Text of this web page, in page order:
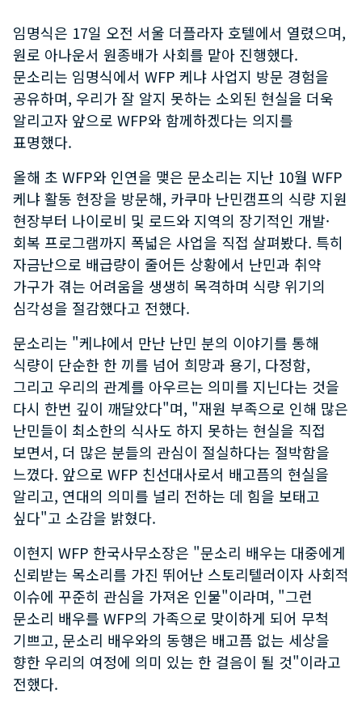
임명식은 17일 오전 서울 더플라자 호텔에서 열렸으며,
원로 아나운서 원종배가 사회를 맡아 진행했다.
문소리는 임명식에서 WFP 케냐 사업지 방문 경험을
공유하며, 우리가 잘 알지 못하는 소외된 현실을 더욱
알리고자 앞으로 WFP와 함께하겠다는 의지를
표명했다.
올해 초 WFP와 인연을 맺은 문소리는 지난 10월 WFP
케냐 활동 현장을 방문해, 카쿠마 난민캠프의 식량 지원
현장부터 나이로비 및 로드와 지역의 장기적인 개발·
회복 프로그램까지 폭넓은 사업을 직접 살펴봤다. 특히
자금난으로 배급량이 줄어든 상황에서 난민과 취약
가구가 겪는 어려움을 생생히 목격하며 식량 위기의
심각성을 절감했다고 전했다.
문소리는 "케냐에서 만난 난민 분의 이야기를 통해
식량이 단순한 한 끼를 넘어 희망과 용기, 다정함,
그리고 우리의 관계를 아우르는 의미를 지닌다는 것을
다시 한번 깊이 깨달았다"며, "재원 부족으로 인해 많은
난민들이 최소한의 식사도 하지 못하는 현실을 직접
보면서, 더 많은 분들의 관심이 절실하다는 절박함을
느꼈다. 앞으로 WFP 친선대사로서 배고픔의 현실을
알리고, 연대의 의미를 널리 전하는 데 힘을 보태고
싶다"고 소감을 밝혔다.
이현지 WFP 한국사무소장은 "문소리 배우는 대중에게
신뢰받는 목소리를 가진 뛰어난 스토리텔러이자 사회적
이슈에 꾸준히 관심을 가져온 인물"이라며, "그런
문소리 배우를 WFP의 가족으로 맞이하게 되어 무척
기쁘고, 문소리 배우와의 동행은 배고픔 없는 세상을
향한 우리의 여정에 의미 있는 한 걸음이 될 것"이라고
전했다.